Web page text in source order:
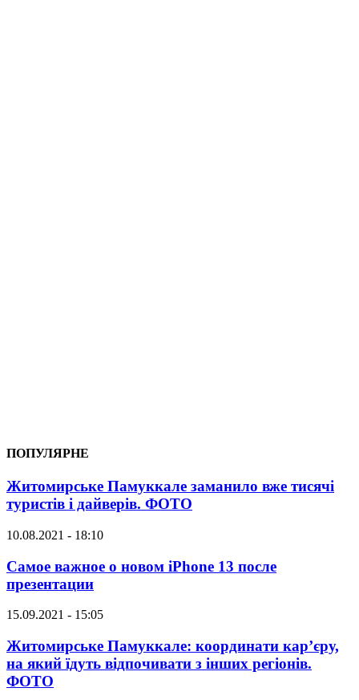
ПОПУЛЯРНЕ
Житомирське Памуккале заманило вже тисячі
туристів і дайверів. ФОТО
10.08.2021 - 18:10
Самое важное о новом iPhone 13 после
презентации
15.09.2021 - 15:05
Житомирське Памуккале: координати кар’єру,
на який їдуть відпочивати з інших регіонів.
ФОТО